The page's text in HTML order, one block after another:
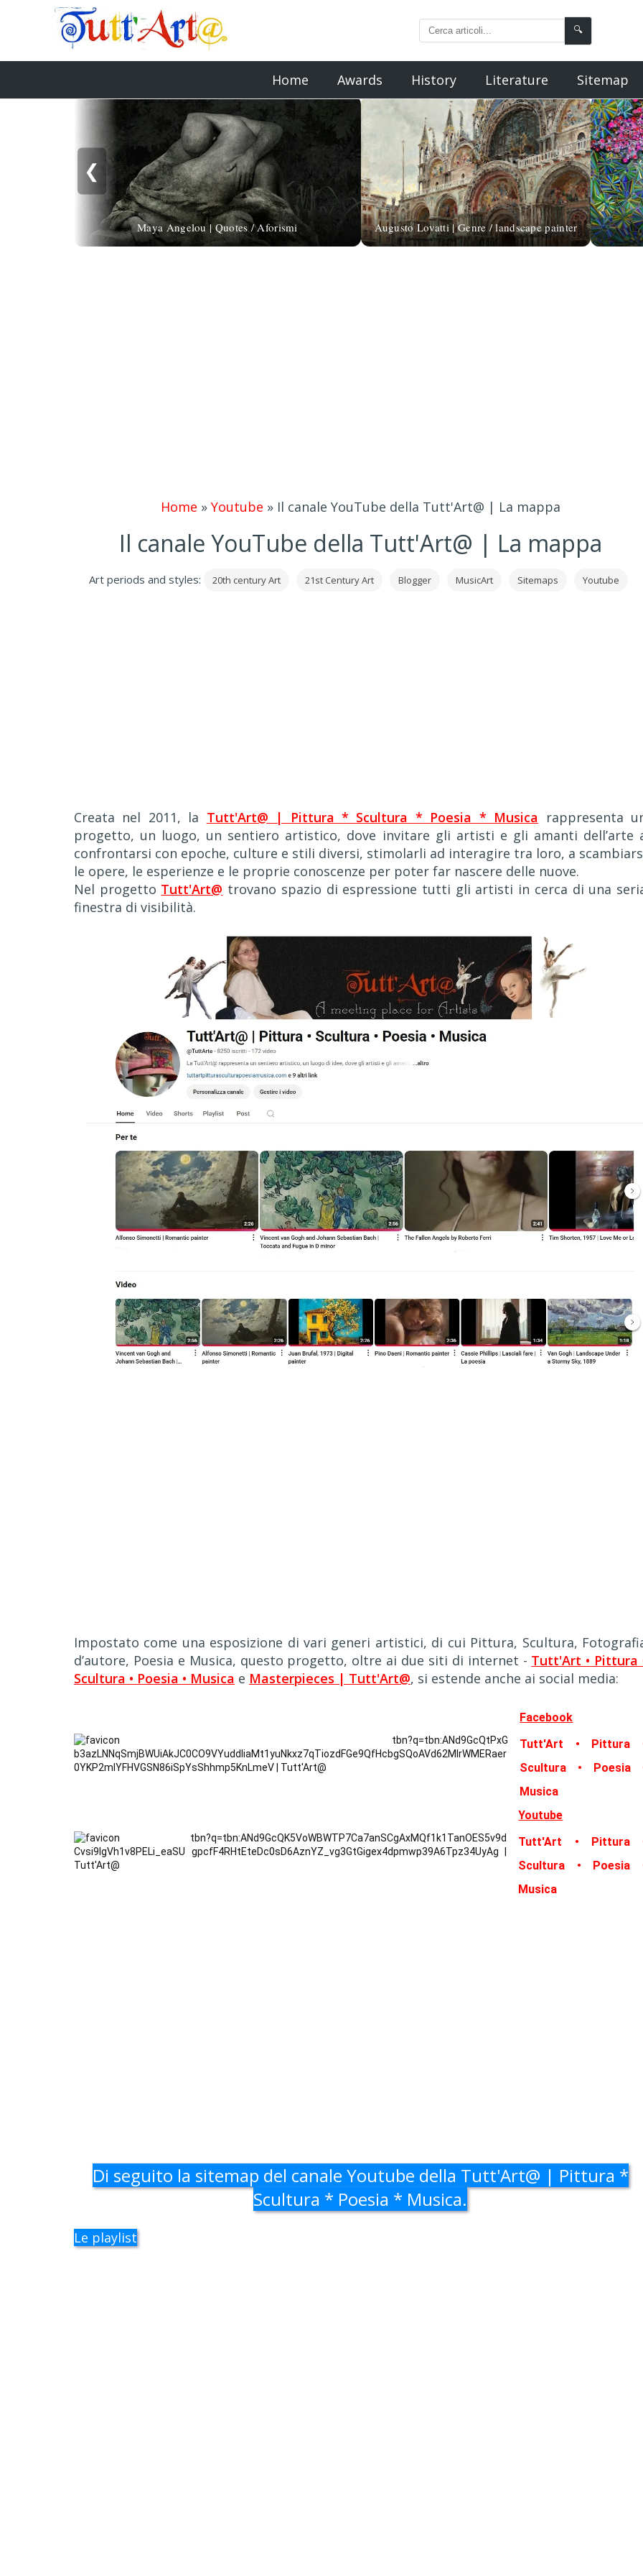
🔍
Home Awards History Literature Sitemap
❮
Maya Angelou | Quotes / Aforismi Augusto Lovatti | Genre / landscape painter
Home » Youtube » Il canale YouTube della Tutt'Art@ | La mappa
Il canale YouTube della Tutt'Art@ | La mappa
Art periods and styles: 20th century Art 21st Century Art Blogger MusicArt Sitemaps Youtube
Creata nel 2011, la Tutt'Art@ | Pittura * Scultura * Poesia * Musica rappresenta
progetto, un luogo, un sentiero artistico, dove invitare gli artisti e gli amanti dell’arte
confrontarsi con epoche, culture e stili diversi, stimolarli ad interagire tra loro, a
le opere, le esperienze e le proprie conoscenze per poter far nascere delle nuove.
Nel progetto Tutt'Art@ trovano spazio di espressione tutti gli artisti in cerca di una
finestra di visibilità.
Impostato come una esposizione di vari generi artistici, di cui Pittura, Scultura,
d’autore, Poesia e Musica, questo progetto, oltre ai due siti di internet - Tutt'Art • Pittura
Scultura • Poesia • Musica e Masterpieces | Tutt'Art@, si estende anche ai social media:
Facebook
Tutt'Art • Pittura
Scultura • Poesia
Musica
Youtube
Tutt'Art • Pittura
Scultura • Poesia
Musica
Di seguito la sitemap del canale Youtube della Tutt'Art@ | Pittura *
Scultura * Poesia * Musica.
Le playlist